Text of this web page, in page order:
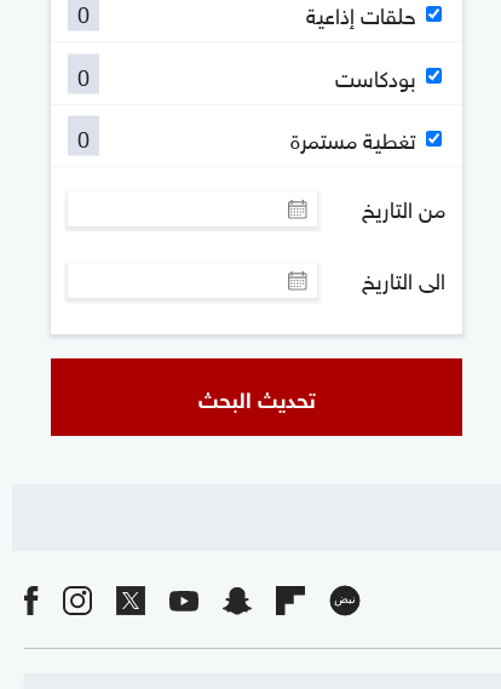
حلقات إذاعية
0
بودكاست
0
تغطية مستمرة
0
من التاريخ
الى التاريخ
تحديث البحث